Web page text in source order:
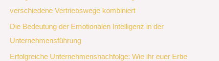
verschiedene Vertriebswege kombiniert
Die Bedeutung der Emotionalen Intelligenz in der
Unternehmensführung
Erfolgreiche Unternehmensnachfolge: Wie ihr euer Erbe